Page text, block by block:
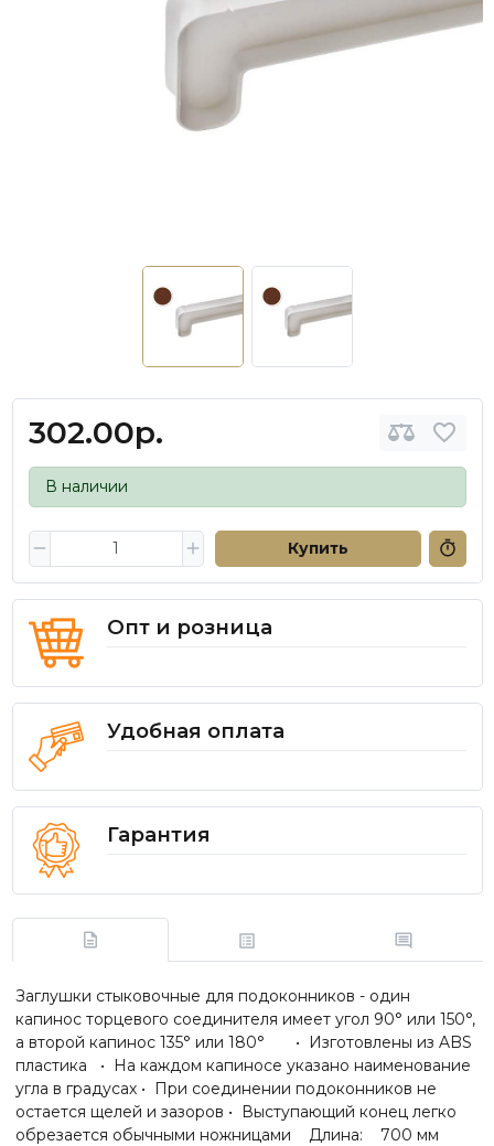
302.00р.
В наличии
Купить
Опт и розница
Удобная оплата
Гарантия
Заглушки стыковочные для подоконников - один
капинос торцевого соединителя имеет угол 90° или 150°,
а второй капинос 135° или 180° • Изготовлены из ABS
пластика • На каждом капиносе указано наименование
угла в градусах • При соединении подоконников не
остается щелей и зазоров • Выступающий конец легко
обрезается обычными ножницами Длина: 700 мм